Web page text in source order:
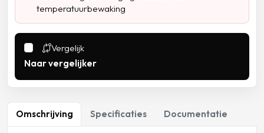
temperatuurbewaking
Vergelijk
Naar vergelijker
Omschrijving Specificaties Documentatie